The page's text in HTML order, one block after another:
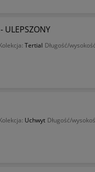
Tertial Długość/
Uchwyt Długość/